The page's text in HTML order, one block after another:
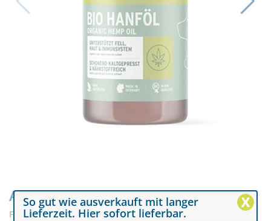
AniForte® Bio Hanföl 500 ml
Für Haut, Fell & Immunsystem
X
So gut wie ausverkauft mit langer
Lieferzeit. Hier sofort lieferbar.